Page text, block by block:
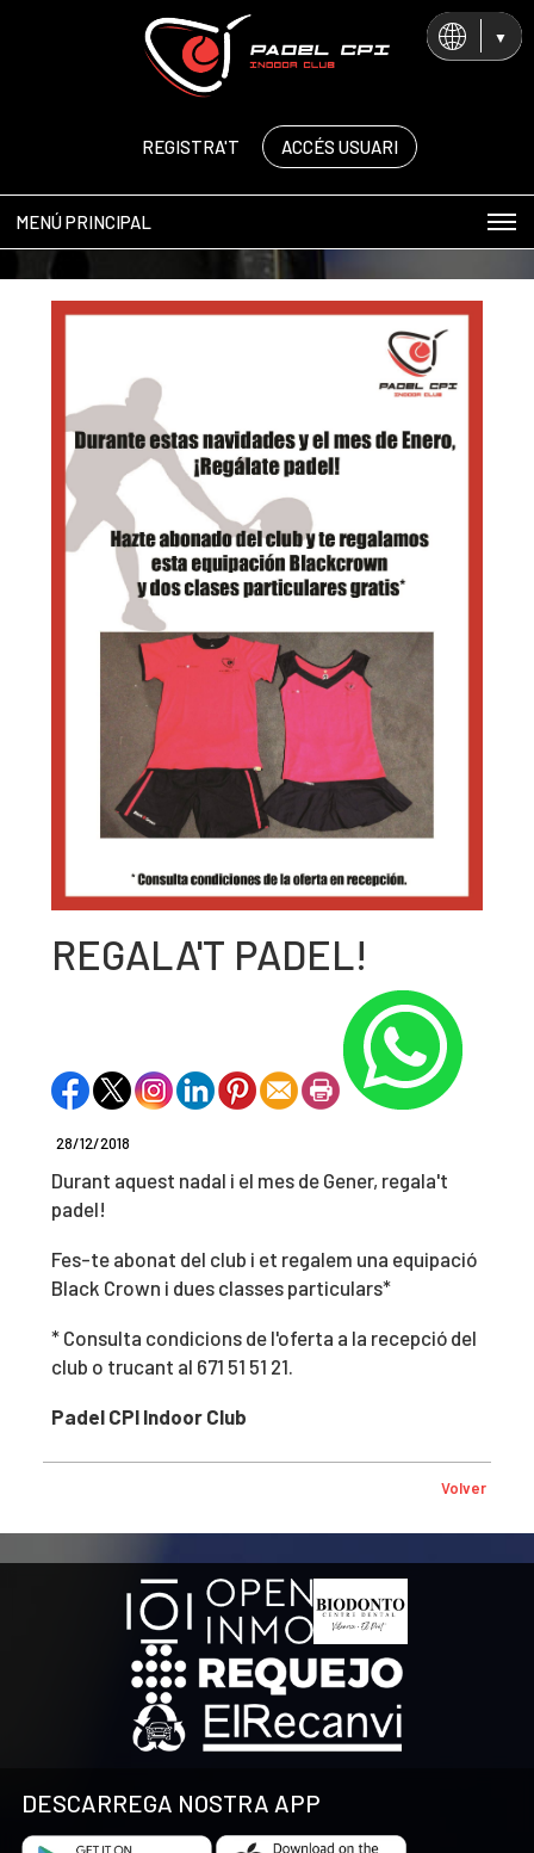
CA
REGISTRA'T ACCÉS USUARI
MENÚ PRINCIPAL
REGALA'T PADEL!
28/12/2018
Durant aquest nadal i el mes de Gener, regala't
padel!
Fes-te abonat del club i et regalem una equipació
Black Crown i dues classes particulars*
* Consulta condicions de l'oferta a la recepció del
club o trucant al 671 51 51 21.
Padel CPI Indoor Club
Volver
DESCARREGA NOSTRA APP